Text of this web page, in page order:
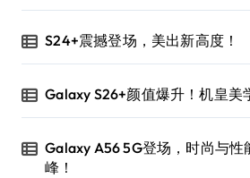
S24+震撼登场，美出新高度！
Galaxy S26+颜值爆升！机皇美
Galaxy A56 5G登场，时尚与性
峰！